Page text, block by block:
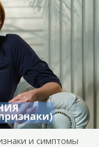
и симптомы